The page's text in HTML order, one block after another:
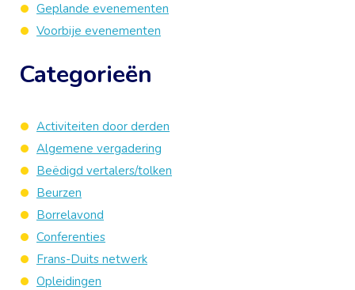
Geplande evenementen
Voorbije evenementen
Categorieën
Activiteiten door derden
Algemene vergadering
Beëdigd vertalers/tolken
Beurzen
Borrelavond
Conferenties
Frans-Duits netwerk
Opleidingen